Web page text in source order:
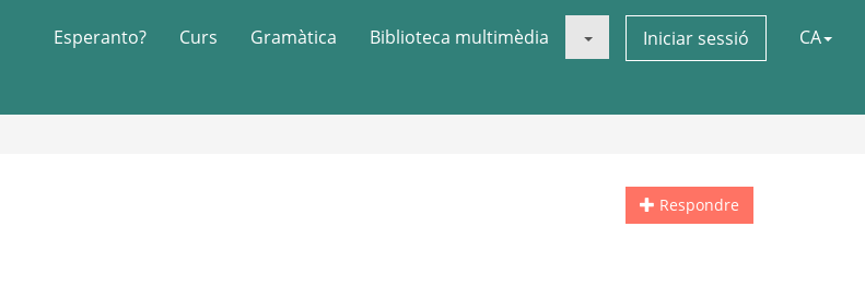
Esperanto? Curs Gramàtica Biblioteca multimèdia Iniciar sessió CA
Respondre